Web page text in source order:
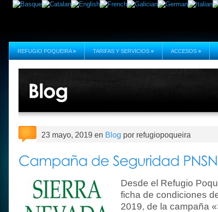
REFUGIO POQUEIRA » TARIFAS Y SERVICIOS » ACCESOS »
23 mayo, 2019 en Blog por refugiopoqueira
Desde el Refugio
ficha de condiciones
2019, de la campaña